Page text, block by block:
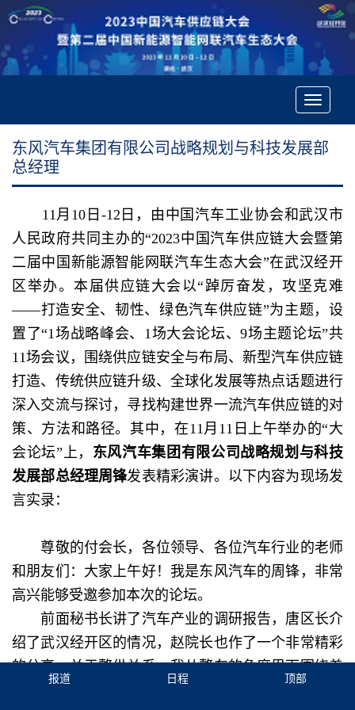
Toggle
东风汽车集团有限公司战略规划与科技发展部
总经理
11月10日-12日，由中国汽车工业协会和武汉市
人民政府共同主办的“2023中国汽车供应链大会暨第
二届中国新能源智能网联汽车生态大会”在武汉经开
区举办。本届供应链大会以“踔厉奋发，攻坚克难
——打造安全、韧性、绿色汽车供应链”为主题，设
置了“1场战略峰会、1场大会论坛、9场主题论坛”共
11场会议，围绕供应链安全与布局、新型汽车供应链
打造、传统供应链升级、全球化发展等热点话题进行
深入交流与探讨，寻找构建世界一流汽车供应链的对
策、方法和路径。其中，在11月11日上午举办的“大
会论坛”上， 东风汽车集团有限公司战略规划与科技
发展部总经理周锋发表精彩演讲。以下内容为现场发
言实录：
尊敬的付会长，各位领导、各位汽车行业的老师
和朋友们：大家上午好！我是东风汽车的周锋，非常
高兴能够受邀参加本次的论坛。
前面秘书长讲了汽车产业的调研报告，唐区长介
绍了武汉经开区的情况，赵院长也作了一个非常精彩
的分享，关于整供关系。我从整车的角度里面围绕着
报道 日程 顶部